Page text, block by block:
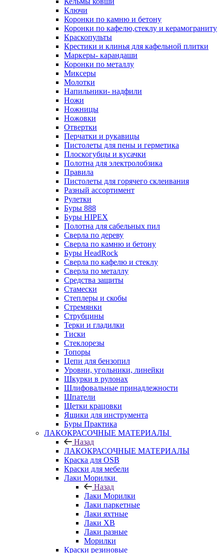
Ключи
Коронки по камню и бетону
Коронки по кафелю,стеклу и керамограниту
Краскопульты
Крестики и клинья для кафельной плитки
Маркеры- карандаши
Коронки по металлу
Миксеры
Молотки
Напильники- надфили
Ножи
Ножницы
Ножовки
Отвертки
Перчатки и рукавицы
Пистолеты для пены и герметика
Плоскогубцы и кусачки
Полотна для электролобзика
Правила
Пистолеты для горячего склеивания
Разный ассортимент
Рулетки
Буры 888
Буры HIPEX
Полотна для сабельных пил
Сверла по дереву
Сверла по камню и бетону
Буры HeadRock
Сверла по кафелю и стеклу
Сверла по металлу
Средства защиты
Стамески
Степлеры и скобы
Стремянки
Струбцины
Терки и гладилки
Тиски
Стеклорезы
Топоры
Цепи для бензопил
Уровни, угольники, линейки
Шкурки в рулонах
Шлифовальные принадлежности
Шпатели
Щетки крацовки
Ящики для инструмента
Буры Практика
ЛАКОКРАСОЧНЫЕ МАТЕРИАЛЫ
Назад
ЛАКОКРАСОЧНЫЕ МАТЕРИАЛЫ
Краска для OSB
Краски для мебели
Лаки Морилки
Назад
Лаки Морилки
Лаки паркетные
Лаки яхтные
Лаки ХВ
Лаки разные
Морилки
Краски резиновые